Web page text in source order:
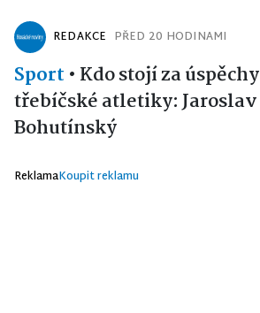
REDAKCE PŘED 20 HODINAMI
Sport • Kdo stojí za úspěchy
třebíčské atletiky: Jaroslav
Bohutínský
ReklamaKoupit reklamu